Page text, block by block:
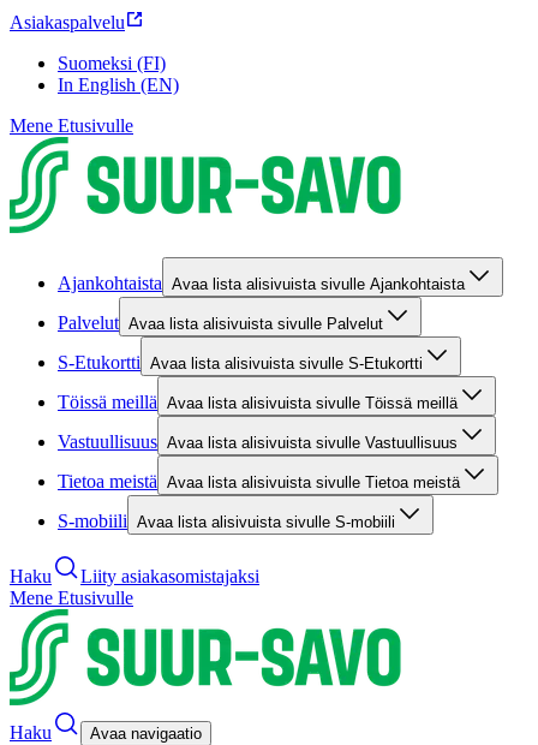
Asiakaspalvelu
Suomeksi (FI)
In English (EN)
Mene Etusivulle
Ajankohtaista Avaa lista alisivuista sivulle Ajankohtaista
Palvelut Avaa lista alisivuista sivulle Palvelut
S-Etukortti Avaa lista alisivuista sivulle S-Etukortti
Töissä meillä Avaa lista alisivuista sivulle Töissä meillä
Vastuullisuus Avaa lista alisivuista sivulle Vastuullisuus
Tietoa meistä Avaa lista alisivuista sivulle Tietoa meistä
S-mobiili Avaa lista alisivuista sivulle S-mobiili
Haku
Liity asiakasomistajaksi
Mene Etusivulle
Haku Avaa navigaatio